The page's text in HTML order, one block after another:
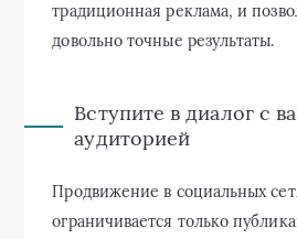
традиционная реклама, и
довольно точные результаты.
Вступите в диалог с
аудиторией
Продвижение в социальных
ограничивается только